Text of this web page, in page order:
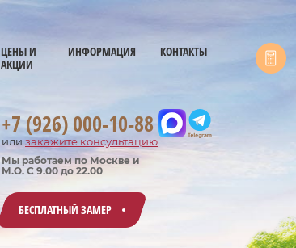
ЦЕНЫ И
АКЦИИ
ИНФОРМАЦИЯ КОНТАКТЫ
+7 (926) 000-10-88
или закажите консультацию
Мы работаем по Москве и
М.О. С 9.00 до 22.00
БЕСПЛАТНЫЙ ЗАМЕР